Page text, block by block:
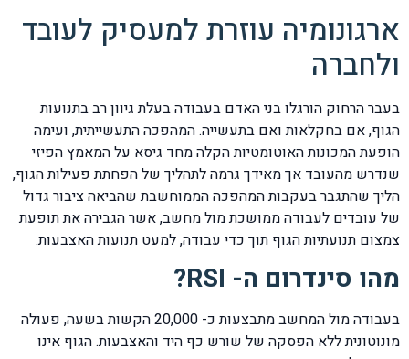
ארגונומיה עוזרת למעסיק לעובד
ולחברה
בעבר הרחוק הורגלו בני האדם בעבודה בעלת גיוון רב בתנועות
הגוף, אם בחקלאות ואם בתעשייה. המהפכה התעשייתית, ועימה
הופעת המכונות האוטומטיות הקלה מחד גיסא על המאמץ הפיזי
שנדרש מהעובד אך מאידך גרמה לתהליך של הפחתת פעילות הגוף,
הליך שהתגבר בעקבות המהפכה הממוחשבת שהביאה ציבור גדול
של עובדים לעבודה ממושכת מול מחשב, אשר הגבירה את תופעת
צמצום תנועתיות הגוף תוך כדי עבודה, למעט תנועות האצבעות.
מהו סינדרום ה- RSI?
בעבודה מול המחשב מתבצעות כ- 20,000 הקשות בשעה, פעולה
מונוטונית ללא הפסקה של שורש כף היד והאצבעות. הגוף אינו